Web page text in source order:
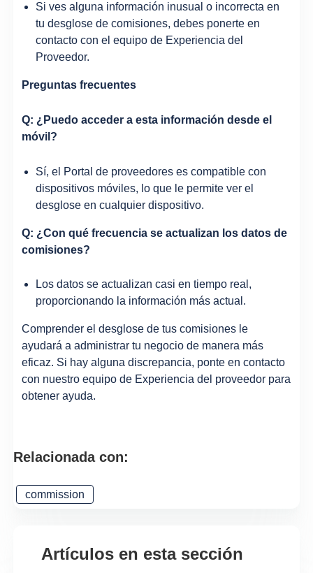
Si ves alguna información inusual o incorrecta en
tu desglose de comisiones, debes ponerte en
contacto con el equipo de Experiencia del
Proveedor.
Preguntas frecuentes
Q: ¿Puedo acceder a esta información desde el
móvil?
Sí, el Portal de proveedores es compatible con
dispositivos móviles, lo que le permite ver el
desglose en cualquier dispositivo.
Q: ¿Con qué frecuencia se actualizan los datos de
comisiones?
Los datos se actualizan casi en tiempo real,
proporcionando la información más actual.
Comprender el desglose de tus comisiones le
ayudará a administrar tu negocio de manera más
eficaz. Si hay alguna discrepancia, ponte en contacto
con nuestro equipo de Experiencia del proveedor para
obtener ayuda.
Relacionada con:
commission
Artículos en esta sección